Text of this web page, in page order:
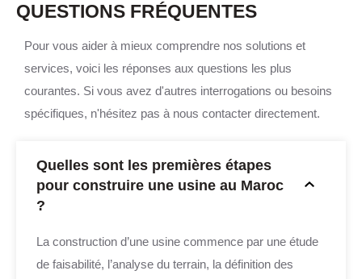
QUESTIONS FRÉQUENTES
Pour vous aider à mieux comprendre nos solutions et
services, voici les réponses aux questions les plus
courantes. Si vous avez d'autres interrogations ou besoins
spécifiques, n'hésitez pas à nous contacter directement.
Quelles sont les premières étapes
pour construire une usine au Maroc
?
La construction d’une usine commence par une étude
de faisabilité, l’analyse du terrain, la définition des